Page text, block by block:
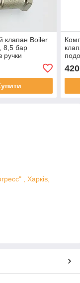
клапан Boiler
8,5 бар
ручки
420
, Харків,